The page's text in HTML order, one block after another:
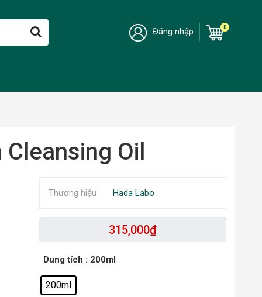
Đăng nhập 0
Oil
315,000₫
Dung tích : 200ml
200ml
Thương hiệu Hada Labo